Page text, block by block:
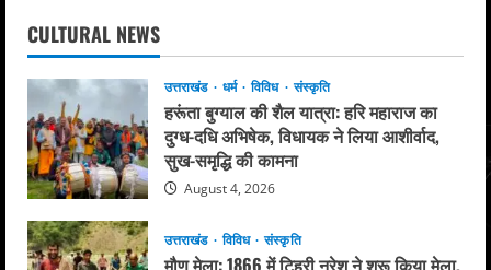
CULTURAL NEWS
उत्तराखंड धर्म विविध संस्कृति
हरूंता बुग्याल की शैल यात्रा: हरि महाराज का
दुग्ध-दधि अभिषेक, विधायक ने लिया आशीर्वाद,
सुख-समृद्धि की कामना
August 4, 2026
उत्तराखंड विविध संस्कृति